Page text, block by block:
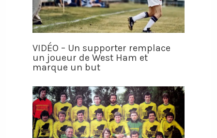
VIDÉO – Un supporter remplace
un joueur de West Ham et
marque un but